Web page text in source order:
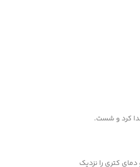
کرد و شست.
کتری را نزدیک